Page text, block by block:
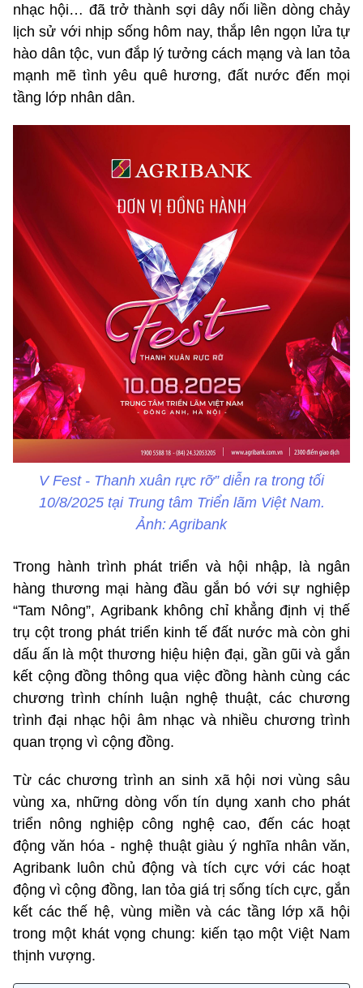
nhạc hội… đã trở thành sợi dây nối liền dòng chảy
lịch sử với nhịp sống hôm nay, thắp lên ngọn lửa tự
hào dân tộc, vun đắp lý tưởng cách mạng và lan tỏa
mạnh mẽ tình yêu quê hương, đất nước đến mọi
tầng lớp nhân dân.
V Fest - Thanh xuân rực rỡ” diễn ra trong tối
10/8/2025 tại Trung tâm Triển lãm Việt Nam.
Ảnh: Agribank
Trong hành trình phát triển và hội nhập, là ngân
hàng thương mại hàng đầu gắn bó với sự nghiệp
“Tam Nông”, Agribank không chỉ khẳng định vị thế
trụ cột trong phát triển kinh tế đất nước mà còn ghi
dấu ấn là một thương hiệu hiện đại, gần gũi và gắn
kết cộng đồng thông qua việc đồng hành cùng các
chương trình chính luận nghệ thuật, các chương
trình đại nhạc hội âm nhạc và nhiều chương trình
quan trọng vì cộng đồng.
Từ các chương trình an sinh xã hội nơi vùng sâu
vùng xa, những dòng vốn tín dụng xanh cho phát
triển nông nghiệp công nghệ cao, đến các hoạt
động văn hóa - nghệ thuật giàu ý nghĩa nhân văn,
Agribank luôn chủ động và tích cực với các hoạt
động vì cộng đồng, lan tỏa giá trị sống tích cực, gắn
kết các thế hệ, vùng miền và các tầng lớp xã hội
trong một khát vọng chung: kiến tạo một Việt Nam
thịnh vượng.